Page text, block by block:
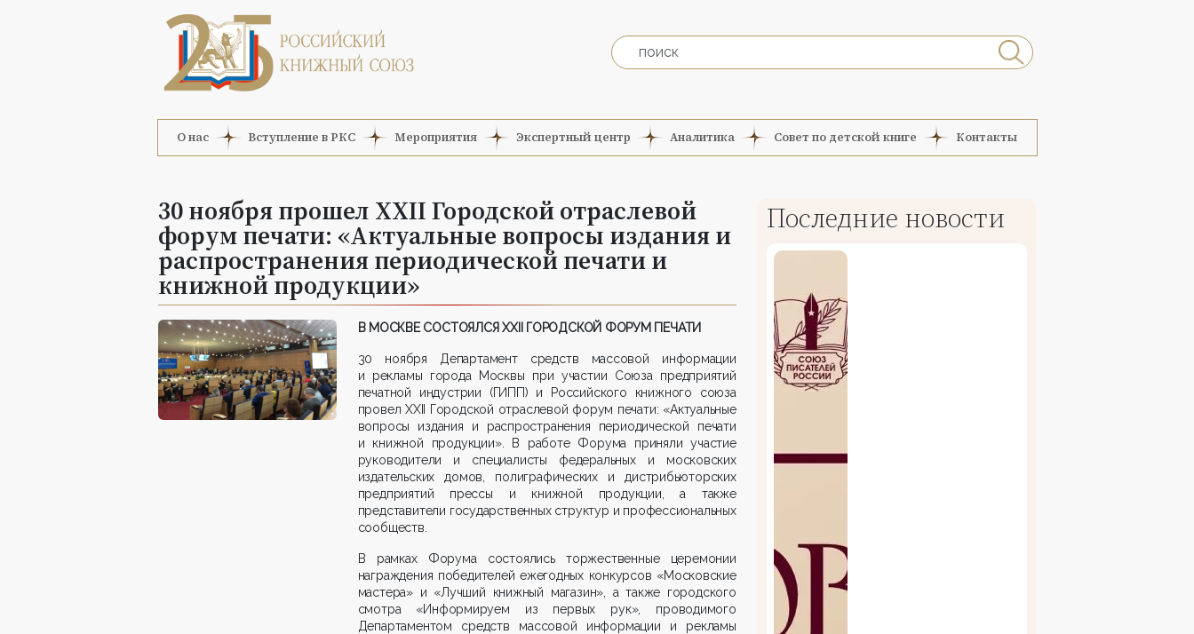
О нас Вступление в РКС Мероприятия Экспертный центр Аналитика Совет по детской книге Контакты
30 ноября прошел XXII Городской отраслевой
форум печати: «Актуальные вопросы издания и
распространения периодической печати и
книжной продукции»
В МОСКВЕ СОСТОЯЛСЯ XXII ГОРОДСКОЙ ФОРУМ ПЕЧАТИ
30 ноября Департамент средств массовой информации
и рекламы города Москвы при участии Союза предприятий
печатной индустрии (ГИПП) и Российского книжного союза
провел XXII Городской отраслевой форум печати: «Актуальные
вопросы издания и распространения периодической печати
и книжной продукции». В работе Форума приняли участие
руководители и специалисты федеральных и московских
издательских домов, полиграфических и дистрибьюторских
предприятий прессы и книжной продукции, а также
представители государственных структур и профессиональных
сообществ.
В рамках Форума состоялись торжественные церемонии
награждения победителей ежегодных конкурсов «Московские
мастера» и «Лучший книжный магазин», а также городского
смотра «Информируем из первых рук», проводимого
Департаментом средств массовой информации и рекламы
Последние новости